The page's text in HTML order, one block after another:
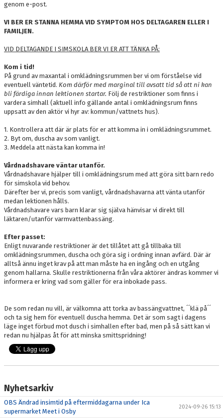
genom e-post.
VI BER ER STANNA HEMMA VID SYMPTOM HOS DELTAGAREN ELLER I
FAMILJEN.
VID DELTAGANDE I SIMSKOLA BER VI ER ATT TÄNKA PÅ:
Kom i tid!
På grund av maxantal i omklädningsrummen ber vi om förståelse vid
eventuell väntetid. Kom därför med marginal till avsatt tid så att ni kan
bli färdiga innan lektionen startar. Följ de restriktioner som finns i
vardera simhall (aktuell info gällande antal i omklädningsrum finns
uppsatt av den aktör vi hyr av: kommun/vattnets hus).
1. Kontrollera att där är plats för er att komma in i omklädningsrummet.
2. Byt om, duscha av som vanligt.
3. Meddela att nästa kan komma in!
Vårdnadshavare väntar utanför.
Vårdnadshavare hjälper till i omklädningsrum med att göra sitt barn redo
för simskola vid behov.
Därefter ber vi, precis som vanligt, vårdnadshavarna att vänta utanför
medan lektionen hålls.
Vårdnadshavare vars barn klarar sig själva hänvisar vi direkt till
läktaren/utanför varmvattenbassäng.
Efter passet:
Enligt nuvarande restriktioner är det tillåtet att gå tillbaka till
omklädningsrummen, duscha och göra sig i ordning innan avfärd. Där är
alltså ännu inget krav på att man måste ha en ingång och en utgång
genom hallarna. Skulle restriktionerna från våra aktörer ändras kommer vi
informera er kring vad som gäller för era inbokade pass.
De som redan nu vill, är välkomna att torka av bassängvattnet, ´´klä på´´
och ta sig hem för eventuell duscha hemma. Det är som sagt i dagens
läge inget förbud mot dusch i simhallen efter bad, men på så sätt kan vi
redan nu hjälpas åt för att minska smittspridning!
Nyhetsarkiv
OBS Ändrad insimtid på eftermiddagarna under Ica
supermarket Meet i Osby
2024-09-26 15:13